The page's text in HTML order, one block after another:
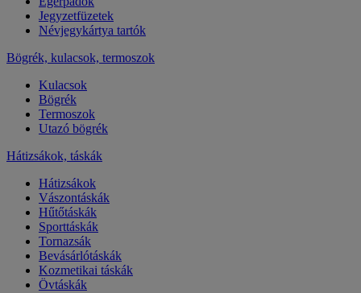
Jegyzetfüzetek
Névjegykártya tartók
Bögrék, kulacsok, termoszok
Kulacsok
Bögrék
Termoszok
Utazó bögrék
Hátizsákok, táskák
Hátizsákok
Vászontáskák
Hűtőtáskák
Sporttáskák
Tornazsák
Bevásárlótáskák
Kozmetikai táskák
Övtáskák